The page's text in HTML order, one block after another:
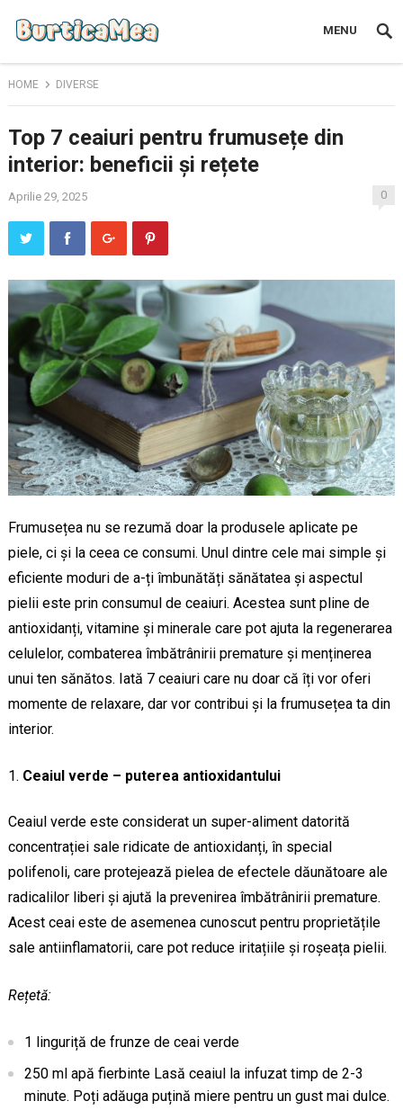
MENU
HOME DIVERSE
Top 7 ceaiuri pentru frumusețe din
interior: beneficii și rețete
Aprilie 29, 2025 0
Frumusețea nu se rezumă doar la produsele aplicate pe
piele, ci și la ceea ce consumi. Unul dintre cele mai simple și
eficiente moduri de a-ți îmbunătăți sănătatea și aspectul
pielii este prin consumul de ceaiuri. Acestea sunt pline de
antioxidanți, vitamine și minerale care pot ajuta la regenerarea
celulelor, combaterea îmbătrânirii premature și menținerea
unui ten sănătos. Iată 7 ceaiuri care nu doar că îți vor oferi
momente de relaxare, dar vor contribui și la frumusețea ta din
interior.
Ceaiul verde – puterea antioxidantului
Ceaiul verde este considerat un super-aliment datorită
concentrației sale ridicate de antioxidanți, în special
polifenoli, care protejează pielea de efectele dăunătoare ale
radicalilor liberi și ajută la prevenirea îmbătrânirii premature.
Acest ceai este de asemenea cunoscut pentru proprietățile
sale antiinflamatorii, care pot reduce iritațiile și roșeața pielii.
Rețetă:
1 linguriță de frunze de ceai verde
250 ml apă fierbinte Lasă ceaiul la infuzat timp de 2-3
minute. Poți adăuga puțină miere pentru un gust mai dulce.